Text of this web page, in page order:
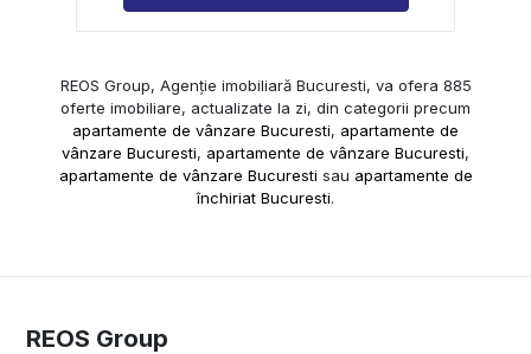
REOS Group, Agenție imobiliară Bucuresti, va ofera 885
oferte imobiliare, actualizate la zi, din categorii precum
apartamente de vânzare Bucuresti, apartamente de
vânzare Bucuresti, apartamente de vânzare Bucuresti,
apartamente de vânzare Bucuresti sau apartamente de
închiriat Bucuresti.
REOS Group